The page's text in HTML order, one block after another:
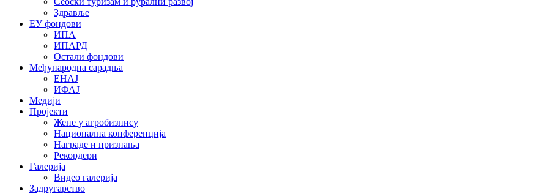
Здравље
ЕУ фондови
ИПА
ИПАРД
Остали фондови
Међународна сарадња
ЕНАЈ
ИФАЈ
Медији
Пројекти
Жене у агробизнису
Национална конференција
Награде и признања
Рекордери
Галерија
Видео галерија
Задругарство